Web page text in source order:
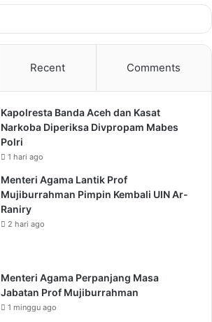
Recent Comments
Kapolresta Banda Aceh dan Kasat
Narkoba Diperiksa Divpropam Mabes
Polri
1 hari ago
Menteri Agama Lantik Prof
Mujiburrahman Pimpin Kembali UIN Ar-
Raniry
2 hari ago
Menteri Agama Perpanjang Masa
Jabatan Prof Mujiburrahman
1 minggu ago